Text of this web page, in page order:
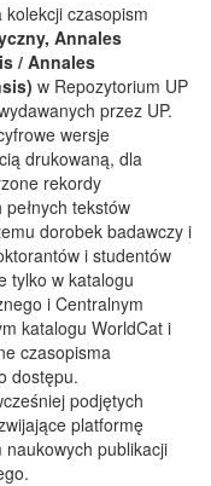
czasopism
Annales
/ Annales
w Repozytorium UP
przez UP.
wersje
drukowaną, dla
rekordy
tekstów
dorobek badawczy i
i studentów
tylko w katalogu
i Centralnym
katalogu WorldCat i
czasopisma
dostępu.
podjętych
platformę
publikacji